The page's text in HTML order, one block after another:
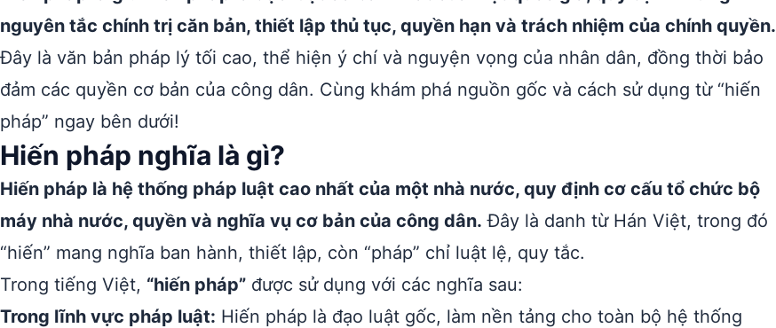
nguyên tắc chính trị căn bản, thiết lập thủ tục, quyền hạn và trách nhiệm của chính quyền.
Đây là văn bản pháp lý tối cao, thể hiện ý chí và nguyện vọng của nhân dân, đồng thời bảo
đảm các quyền cơ bản của công dân. Cùng khám phá nguồn gốc và cách sử dụng từ “hiến
pháp” ngay bên dưới!
Hiến pháp nghĩa là gì?
Hiến pháp là hệ thống pháp luật cao nhất của một nhà nước, quy định cơ cấu tổ chức bộ
máy nhà nước, quyền và nghĩa vụ cơ bản của công dân. Đây là danh từ Hán Việt, trong đó
“hiến” mang nghĩa ban hành, thiết lập, còn “pháp” chỉ luật lệ, quy tắc.
Trong tiếng Việt, “hiến pháp” được sử dụng với các nghĩa sau:
Trong lĩnh vực pháp luật: Hiến pháp là đạo luật gốc, làm nền tảng cho toàn bộ hệ thống